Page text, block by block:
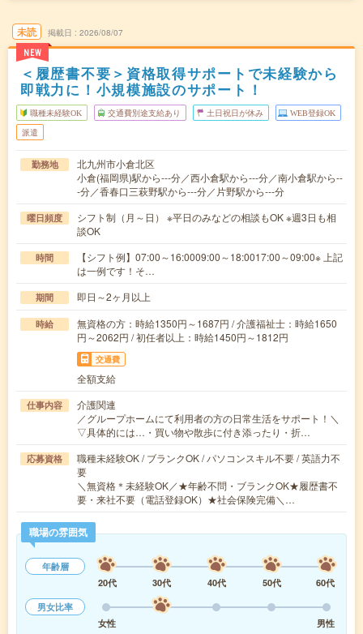
未読
NEW
掲載日 2026/08/07
＜履歴書不要＞資格取得サポートで未経験から
即戦力に！小規模施設のサポート！
職種未経験OK 交通費別途支給あり 土日祝日が休み WEB登録OK
派遣
勤務地
北九州市小倉北区
小倉(福岡県)駅から---分／西小倉駅から---分／南小倉駅から--
-分／香春口三萩野駅から---分／片野駅から---分
曜日頻度
シフト制（月～日） ※平日のみなどの相談もOK ※週3日も相
談OK
時間
【シフト例】07:00～16:0009:00～18:0017:00～09:00※ 上記
は一例です！そ…
期間 即日～2ヶ月以上
時給
無資格の方：時給1350円～1687円 / 介護福祉士：時給1650
円～2062円 / 初任者以上：時給1450円～1812円
交通費
全額支給
仕事内容
介護関連
／グループホームにて利用者の方の日常生活をサポート！＼
▽具体的には…・買い物や散歩に付き添ったり・折…
応募資格
職種未経験OK / ブランクOK / パソコンスキル不要 / 英語力不
要
＼無資格＊未経験OK／★年齢不問・ブランクOK★履歴書不
要・来社不要（電話登録OK）★社会保険完備＼…
職場の雰囲気
年齢層
20代
30代 40代 50代
60代
男女比率
女性
男性